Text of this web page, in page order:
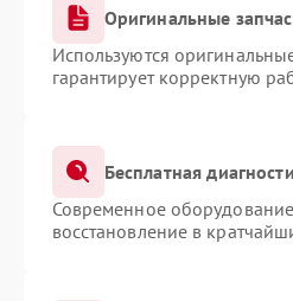
Оригинальные
Используются
гарантирует корректную
Бесплатная
Современное
восстановление в